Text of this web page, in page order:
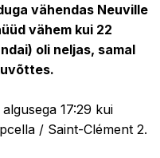
vähendas Neuville
vähem kui 22
oli neljas, samal
17:29 kui
/ Saint-Clément 2.